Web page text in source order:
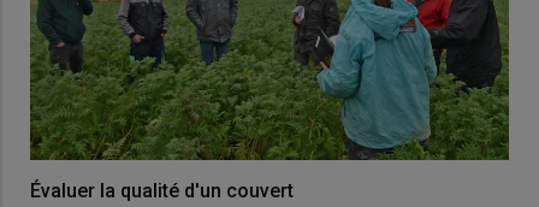
Évaluer la qualité d'un couvert